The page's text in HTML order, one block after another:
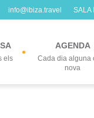
info@ibiza.travel SALA
els
AGENDA
Cada dia alguna
nova